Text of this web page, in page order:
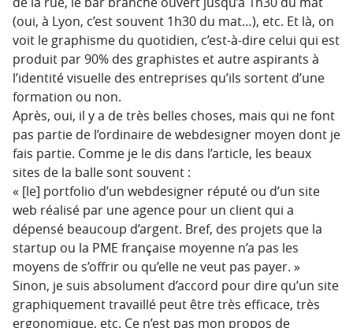
(oui, à Lyon, c’est souvent 1h30 du mat…), etc. Et là, on
voit le graphisme du quotidien, c’est-à-dire celui qui est
produit par 90% des graphistes et autre aspirants à
l’identité visuelle des entreprises qu’ils sortent d’une
formation ou non.
Après, oui, il y a de très belles choses, mais qui ne font
pas partie de l’ordinaire de webdesigner moyen dont je
fais partie. Comme je le dis dans l’article, les beaux
sites de la balle sont souvent :
« [le] portfolio d’un webdesigner réputé ou d’un site
web réalisé par une agence pour un client qui a
dépensé beaucoup d’argent. Bref, des projets que la
startup ou la PME française moyenne n’a pas les
moyens de s’offrir ou qu’elle ne veut pas payer. »
Sinon, je suis absolument d’accord pour dire qu’un site
graphiquement travaillé peut être très efficace, très
ergonomique, etc. Ce n’est pas mon propos de